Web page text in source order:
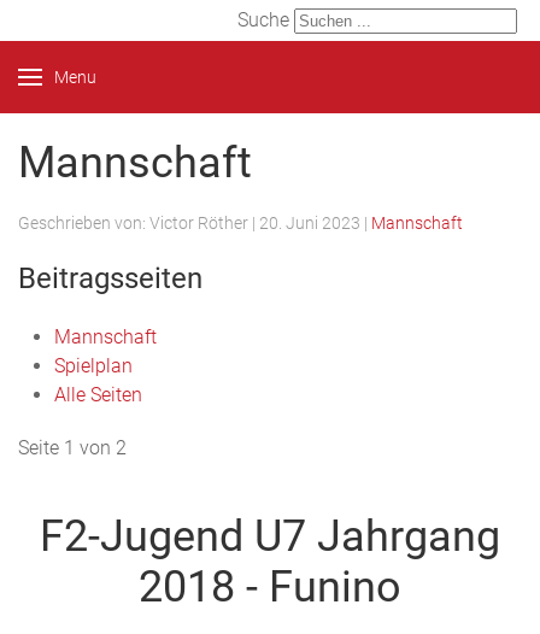
Suche
Menu
Mannschaft
Geschrieben von: Victor Röther | 20. Juni 2023 | Mannschaft
Beitragsseiten
Mannschaft
Spielplan
Alle Seiten
Seite 1 von 2
F2-Jugend U7 Jahrgang
2018 - Funino